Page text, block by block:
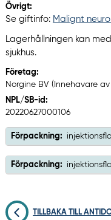
Övrigt:
Se giftinfo: Malignt
Lagerhållningen kan
sjukhus.
Företag:
Norgine BV (Innehavare
NPL/SB-id:
20220627000106
Förpackning:
Förpackning:
TILLBAKA TILL